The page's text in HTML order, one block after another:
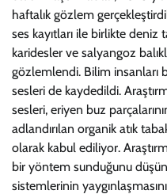
haftalık gözlem
ses kayıtları ile birlikte deniz
karidesler ve salyangoz
gözlemlendi. Bilim insanları
sesleri de kaydedildi.
sesleri, eriyen buz
adlandırılan organik atık
olarak kabul ediliyor.
bir yöntem sunduğunu
sistemlerinin